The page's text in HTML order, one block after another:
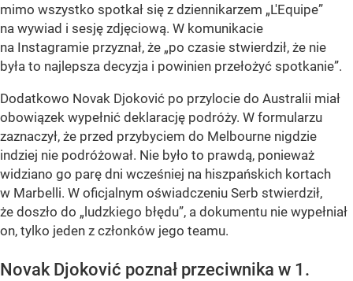
mimo wszystko spotkał się z dziennikarzem „L'Equipe”
na wywiad i sesję zdjęciową. W komunikacie
na Instagramie przyznał, że „po czasie stwierdził, że nie
była to najlepsza decyzja i powinien przełożyć spotkanie”.
Dodatkowo Novak Djoković po przylocie do Australii miał
obowiązek wypełnić deklarację podróży. W formularzu
zaznaczył, że przed przybyciem do Melbourne nigdzie
indziej nie podróżował. Nie było to prawdą, ponieważ
widziano go parę dni wcześniej na hiszpańskich kortach
w Marbelli. W oficjalnym oświadczeniu Serb stwierdził,
że doszło do „ludzkiego błędu”, a dokumentu nie wypełniał
on, tylko jeden z członków jego teamu.
Novak Djoković poznał przeciwnika w 1.